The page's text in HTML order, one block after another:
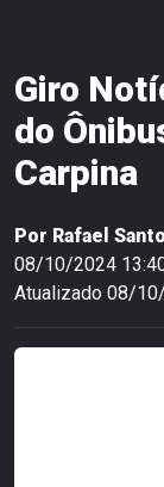
Giro
do
Carpina
Por Rafael
08/10/2024
Atualizado 08/